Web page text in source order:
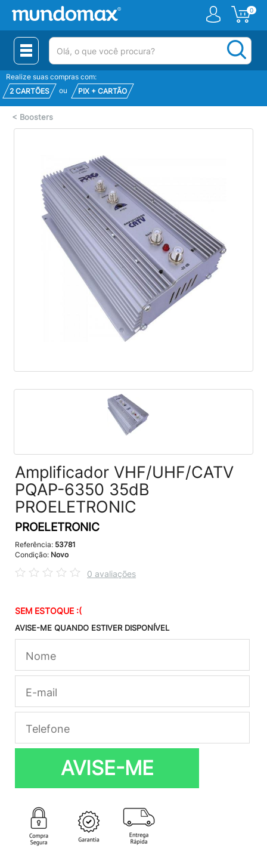
0
(pesquisar)
Realize suas compras com:
2 CARTÕES
ou PIX + CARTÃO
< Boosters
Amplificador VHF/UHF/CATV
PQAP-6350 35dB
PROELETRONIC
PROELETRONIC
Referência: 53781
Condição: Novo
0 avaliações
SEM ESTOQUE :(
AVISE-ME QUANDO ESTIVER DISPONÍVEL
AVISE-ME